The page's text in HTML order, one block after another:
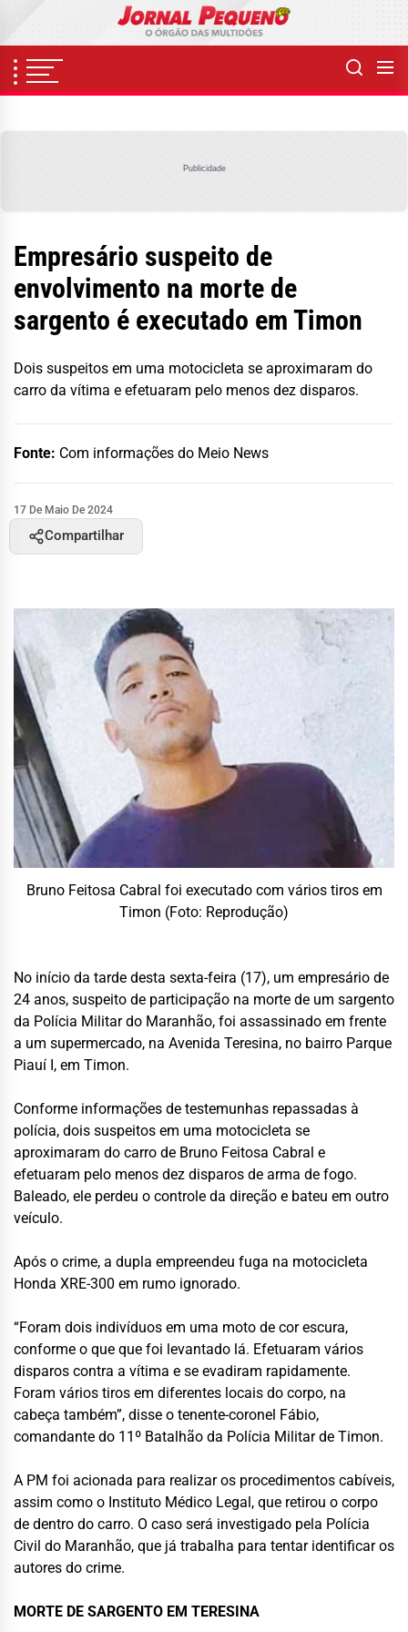
content
Publicidade
Empresário suspeito de
envolvimento na morte de
sargento é executado em Timon
Dois suspeitos em uma motocicleta se aproximaram do
carro da vítima e efetuaram pelo menos dez disparos.
Fonte: Com informações do Meio News
17 De Maio De 2024
Compartilhar
Bruno Feitosa Cabral foi executado com vários tiros em
Timon (Foto: Reprodução)
No início da tarde desta sexta-feira (17), um empresário de
24 anos, suspeito de participação na morte de um sargento
da Polícia Militar do Maranhão, foi assassinado em frente
a um supermercado, na Avenida Teresina, no bairro Parque
Piauí I, em Timon.
Conforme informações de testemunhas repassadas à
polícia, dois suspeitos em uma motocicleta se
aproximaram do carro de Bruno Feitosa Cabral e
efetuaram pelo menos dez disparos de arma de fogo.
Baleado, ele perdeu o controle da direção e bateu em outro
veículo.
Após o crime, a dupla empreendeu fuga na motocicleta
Honda XRE-300 em rumo ignorado.
“Foram dois indivíduos em uma moto de cor escura,
conforme o que que foi levantado lá. Efetuaram vários
disparos contra a vítima e se evadiram rapidamente.
Foram vários tiros em diferentes locais do corpo, na
cabeça também”, disse o tenente-coronel Fábio,
comandante do 11º Batalhão da Polícia Militar de Timon.
A PM foi acionada para realizar os procedimentos cabíveis,
assim como o Instituto Médico Legal, que retirou o corpo
de dentro do carro. O caso será investigado pela Polícia
Civil do Maranhão, que já trabalha para tentar identificar os
autores do crime.
MORTE DE SARGENTO EM TERESINA